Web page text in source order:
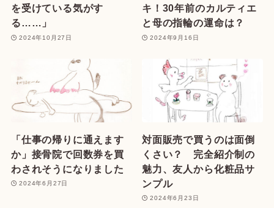
を受けている気がす
る……」
2024年10月27日
キ！30年前のカルティエ
と母の指輪の運命は？
2024年9月16日
「仕事の帰りに通えます
か」接骨院で回数券を買
わされそうになりました
2024年6月27日
対面販売で買うのは面倒
くさい？ 完全紹介制の
魅力、友人から化粧品サ
ンプル
2024年6月23日